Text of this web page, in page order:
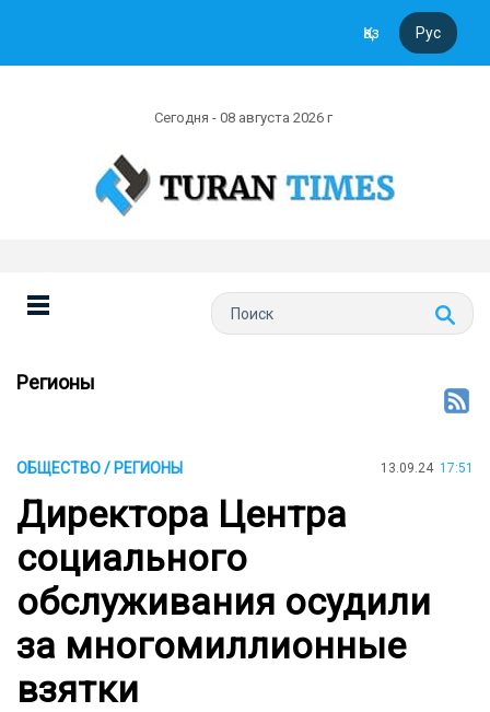
Қаз Рус
Сегодня - 08 августа 2026 г
Регионы
ОБЩЕСТВО / РЕГИОНЫ 13.09.24 17:51
Директора Центра
социального
обслуживания осудили
за многомиллионные
взятки